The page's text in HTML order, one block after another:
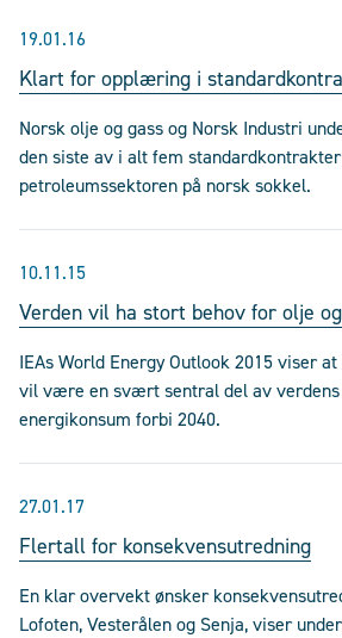
19.01.16
Klart for opplæring i
Norsk olje og gass og Norsk Industri
den siste av i alt fem
petroleumssektoren på norsk sokkel.
10.11.15
Verden vil ha stort behov for olje
IEAs World Energy Outlook 2015 viser
vil være en svært sentral del av verdens
energikonsum forbi 2040.
27.01.17
Flertall for konsekvensutredning
En klar overvekt ønsker
Lofoten, Vesterålen og Senja, viser